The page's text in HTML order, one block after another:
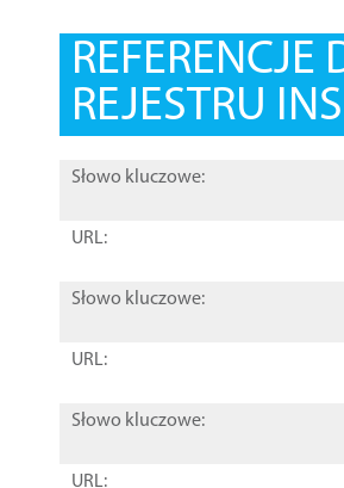
REJESTRU
Słowo kluczowe:
URL:
Słowo kluczowe:
URL:
Słowo kluczowe:
URL: